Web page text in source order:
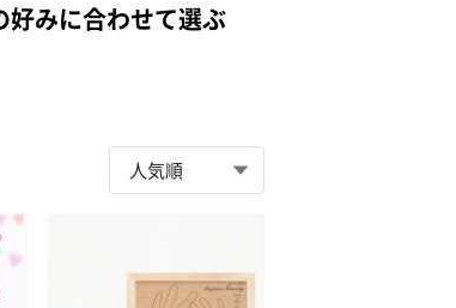
みに合わせて選ぶ